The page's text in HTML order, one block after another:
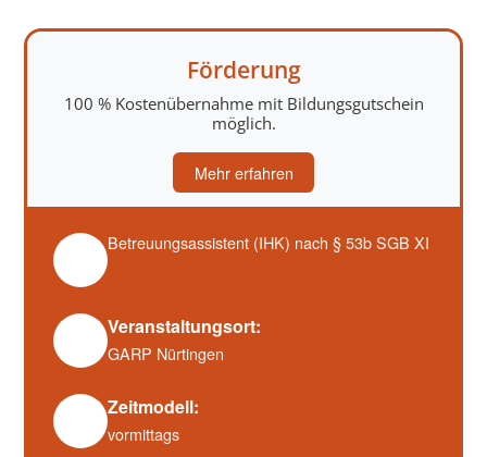
Förderung
100 % Kostenübernahme mit Bildungsgutschein
möglich.
Mehr erfahren
Betreuungsassistent (IHK) nach § 53b SGB XI
Veranstaltungsort:
GARP Nürtingen
Zeitmodell:
vormittags